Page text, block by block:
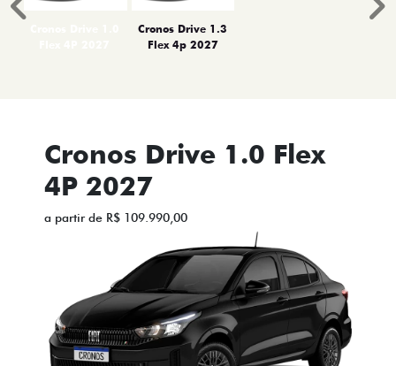
Cronos Drive 1.3
Flex 4p 2027
Anterior
Cronos Drive 1.0 Flex
4P 2027
a partir de R$ 109.990,00